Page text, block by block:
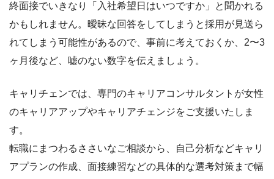
終面接でいきなり「入社希望日はいつですか」と聞かれる
かもしれません。曖昧な回答をしてしまうと採用が見送ら
れてしまう可能性があるので、事前に考えておくか、2〜3
ヶ月後など、嘘のない数字を伝えましょう。
キャリチェンでは、専門のキャリアコンサルタントが女性
のキャリアアップやキャリアチェンジをご支援いたしま
す。
転職にまつわるささいなご相談から、自己分析などキャリ
アプランの作成、面接練習などの具体的な選考対策まで幅